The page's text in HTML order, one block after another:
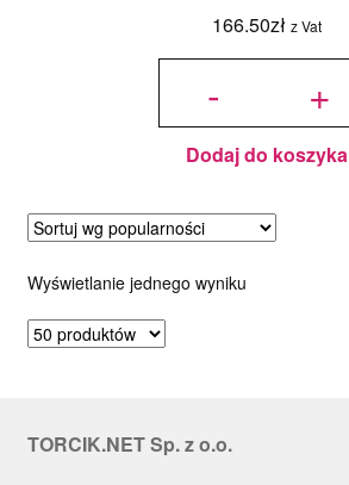
166.50zł z Vat
-
ilość Rękaw /
Jednorazowego
Użytku
Martellato 650
mm - 100 szt. +
Dodaj do koszyka
Wyświetlanie jednego wyniku
TORCIK.NET Sp. z o.o.